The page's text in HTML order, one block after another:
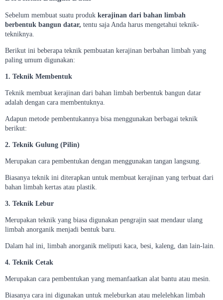
Sebelum membuat suatu produk kerajinan dari bahan limbah
berbentuk bangun datar, tentu saja Anda harus mengetahui teknik-
tekniknya.
Berikut ini beberapa teknik pembuatan kerajinan berbahan limbah yang
paling umum digunakan:
1. Teknik Membentuk
Teknik membuat kerajinan dari bahan limbah berbentuk bangun datar
adalah dengan cara membentuknya.
Adapun metode pembentukannya bisa menggunakan berbagai teknik
berikut:
2. Teknik Gulung (Pilin)
Merupakan cara pembentukan dengan menggunakan tangan langsung.
Biasanya teknik ini diterapkan untuk membuat kerajinan yang terbuat dari
bahan limbah kertas atau plastik.
3. Teknik Lebur
Merupakan teknik yang biasa digunakan pengrajin saat mendaur ulang
limbah anorganik menjadi bentuk baru.
Dalam hal ini, limbah anorganik meliputi kaca, besi, kaleng, dan lain-lain.
4. Teknik Cetak
Merupakan cara pembentukan yang memanfaatkan alat bantu atau mesin.
Biasanya cara ini digunakan untuk meleburkan atau melelehkan limbah